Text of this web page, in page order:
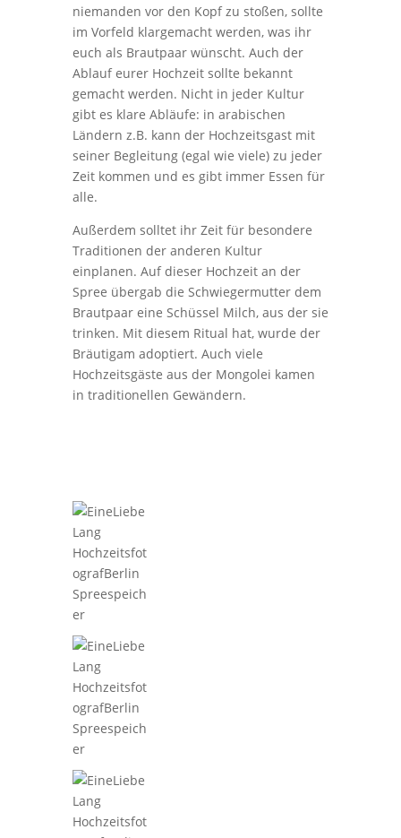
niemanden vor den Kopf zu stoßen, sollte
im Vorfeld klargemacht werden, was ihr
euch als Brautpaar wünscht. Auch der
Ablauf eurer Hochzeit sollte bekannt
gemacht werden. Nicht in jeder Kultur
gibt es klare Abläufe: in arabischen
Ländern z.B. kann der Hochzeitsgast mit
seiner Begleitung (egal wie viele) zu jeder
Zeit kommen und es gibt immer Essen für
alle.
Außerdem solltet ihr Zeit für besondere
Traditionen der anderen Kultur
einplanen. Auf dieser Hochzeit an der
Spree übergab die Schwiegermutter dem
Brautpaar eine Schüssel Milch, aus der sie
trinken. Mit diesem Ritual hat, wurde der
Bräutigam adoptiert. Auch viele
Hochzeitsgäste aus der Mongolei kamen
in traditionellen Gewändern.